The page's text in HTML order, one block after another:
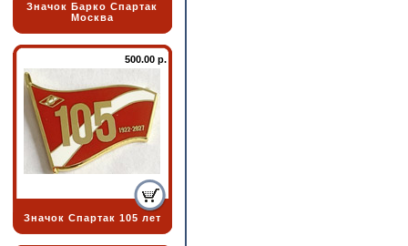
Значок Барко Спартак
Москва
500.00 р.
Значок Спартак 105 лет